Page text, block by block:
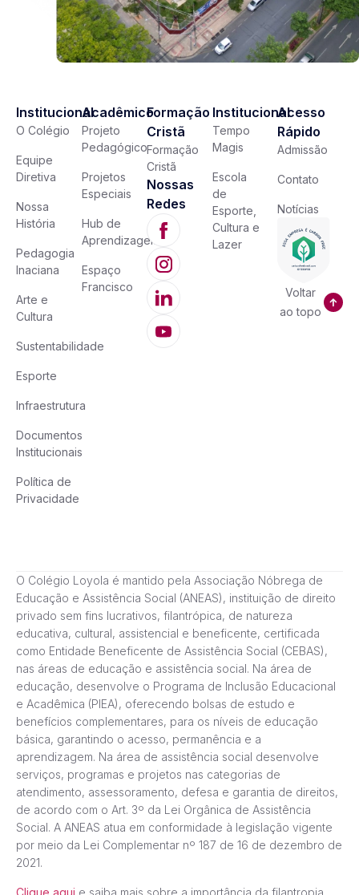
Institucional
O Colégio
Equipe
Diretiva
Nossa
História
Pedagogia
Inaciana
Arte e
Cultura
Sustentabilidade
Esporte
Infraestrutura
Documentos
Institucionais
Política de
Privacidade
Acadêmico
Projeto
Pedagógico
Projetos
Especiais
Hub de
Aprendizagem
Espaço
Francisco
Formação
Cristã
Formação
Cristã
Nossas
Redes
Institucional
Tempo
Magis
Escola
de
Esporte,
Cultura e
Lazer
Acesso
Rápido
Admissão
Contato
Notícias
Voltar
ao topo
O Colégio Loyola é mantido pela Associação Nóbrega de
Educação e Assistência Social (ANEAS), instituição de direito
privado sem fins lucrativos, filantrópica, de natureza
educativa, cultural, assistencial e beneficente, certificada
como Entidade Beneficente de Assistência Social (CEBAS),
nas áreas de educação e assistência social. Na área de
educação, desenvolve o Programa de Inclusão Educacional
e Acadêmica (PIEA), oferecendo bolsas de estudo e
benefícios complementares, para os níveis de educação
básica, garantindo o acesso, permanência e a
aprendizagem. Na área de assistência social desenvolve
serviços, programas e projetos nas categorias de
atendimento, assessoramento, defesa e garantia de direitos,
de acordo com o Art. 3º da Lei Orgânica de Assistência
Social. A ANEAS atua em conformidade à legislação vigente
por meio da Lei Complementar nº 187 de 16 de dezembro de
2021.
Clique aqui e saiba mais sobre a importância da filantropia